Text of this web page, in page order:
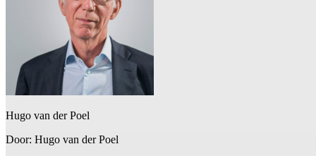
Hugo van der Poel
Door: Hugo van der Poel